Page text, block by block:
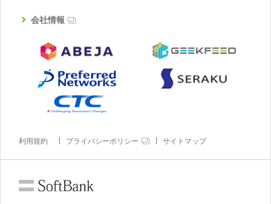
会社情報
利用規約 プライバシーポリシー サイトマップ